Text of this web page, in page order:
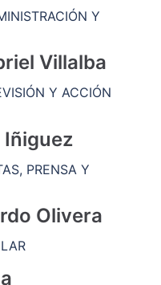
Y
Villalba
Y ACCIÓN
Iñiguez
PRENSA Y
Olivera